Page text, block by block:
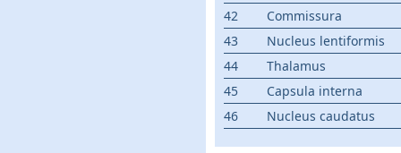
42
Commissura
43
Nucleus lentiformis
44
Thalamus
45
Capsula interna
46
Nucleus caudatus